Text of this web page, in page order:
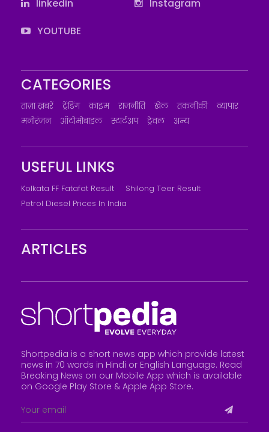
linkedin
Instagram
YOUTUBE
CATEGORIES
ताज़ा ख़बरें ट्रेंडिंग क्राइम राजनीति खेल तकनीकी
व्यापार
मनोरंजन
ऑटोमोबाइल स्टार्टअप ट्रेवल अन्य
USEFUL LINKS
Kolkata FF Fatafat Result
Shilong Teer Result
Petrol Diesel Prices In India
ARTICLES
Shortpedia is a short news app which provide latest
news in 70 words in Hindi or English Language. Read
Breaking News on our Mobile App which is available
on Google Play Store & Apple App Store.